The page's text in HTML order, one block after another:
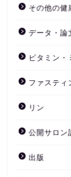
その他の健
データ・論
ビタミン・
ファスティ
リン
公開サロン
出版